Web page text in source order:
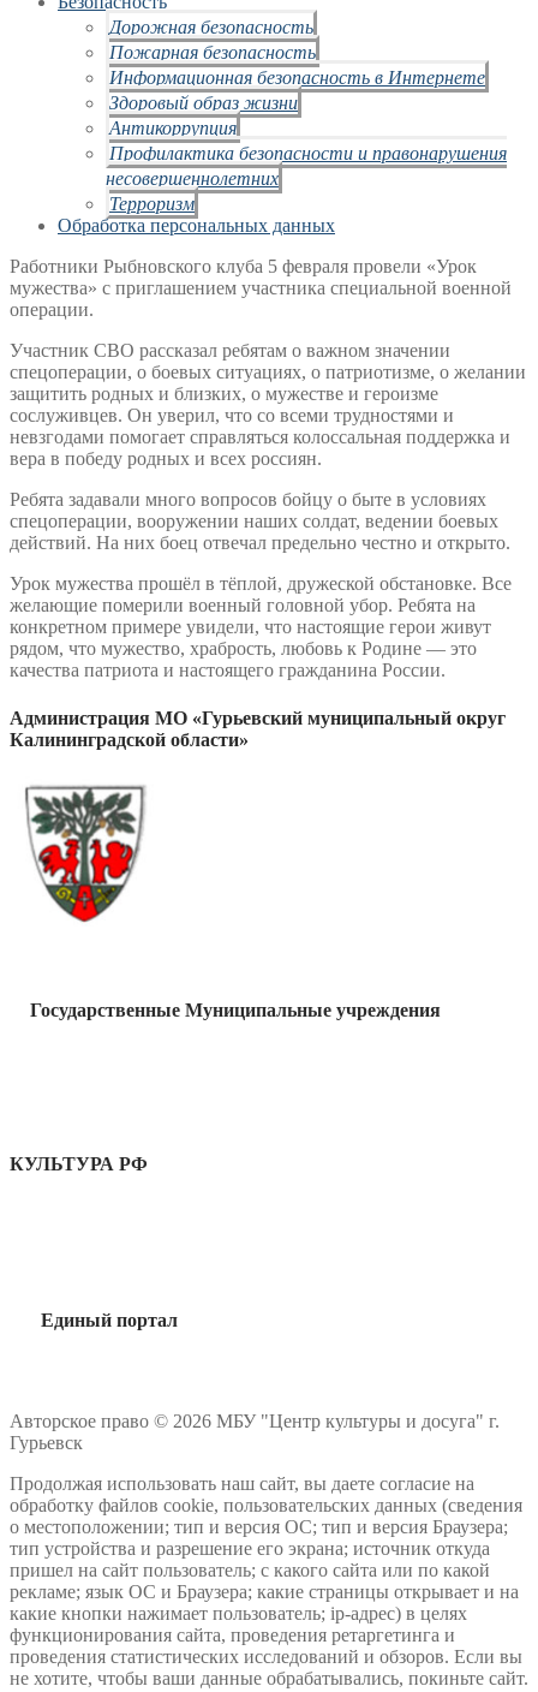
Дорожная безопасность
Пожарная безопасность
Информационная безопасность в Интернете
Здоровый образ жизни
Антикоррупция
Профилактика безопасности и правонарушения
несовершеннолетних
Терроризм
Обработка персональных данных
Работники Рыбновского клуба 5 февраля провели «Урок
мужества» с приглашением участника специальной военной
операции.
Участник СВО рассказал ребятам о важном значении
спецоперации, о боевых ситуациях, о патриотизме, о желании
защитить родных и близких, о мужестве и героизме
сослуживцев. Он уверил, что со всеми трудностями и
невзгодами помогает справляться колоссальная поддержка и
вера в победу родных и всех россиян.
Ребята задавали много вопросов бойцу о быте в условиях
спецоперации, вооружении наших солдат, ведении боевых
действий. На них боец отвечал предельно честно и открыто.
Урок мужества прошёл в тёплой, дружеской обстановке. Все
желающие померили военный головной убор. Ребята на
конкретном примере увидели, что настоящие герои живут
рядом, что мужество, храбрость, любовь к Родине — это
качества патриота и настоящего гражданина России.
Администрация МО «Гурьевский муниципальный округ
Калининградской области»
Государственные Муниципальные учреждения
КУЛЬТУРА РФ
Единый портал
Авторское право © 2026 МБУ "Центр культуры и досуга" г.
Гурьевск
Продолжая использовать наш сайт, вы даете согласие на
обработку файлов cookie, пользовательских данных (сведения
о местоположении; тип и версия ОС; тип и версия Браузера;
тип устройства и разрешение его экрана; источник откуда
пришел на сайт пользователь; с какого сайта или по какой
рекламе; язык ОС и Браузера; какие страницы открывает и на
какие кнопки нажимает пользователь; ip-адрес) в целях
функционирования сайта, проведения ретаргетинга и
проведения статистических исследований и обзоров. Если вы
не хотите, чтобы ваши данные обрабатывались, покиньте сайт.